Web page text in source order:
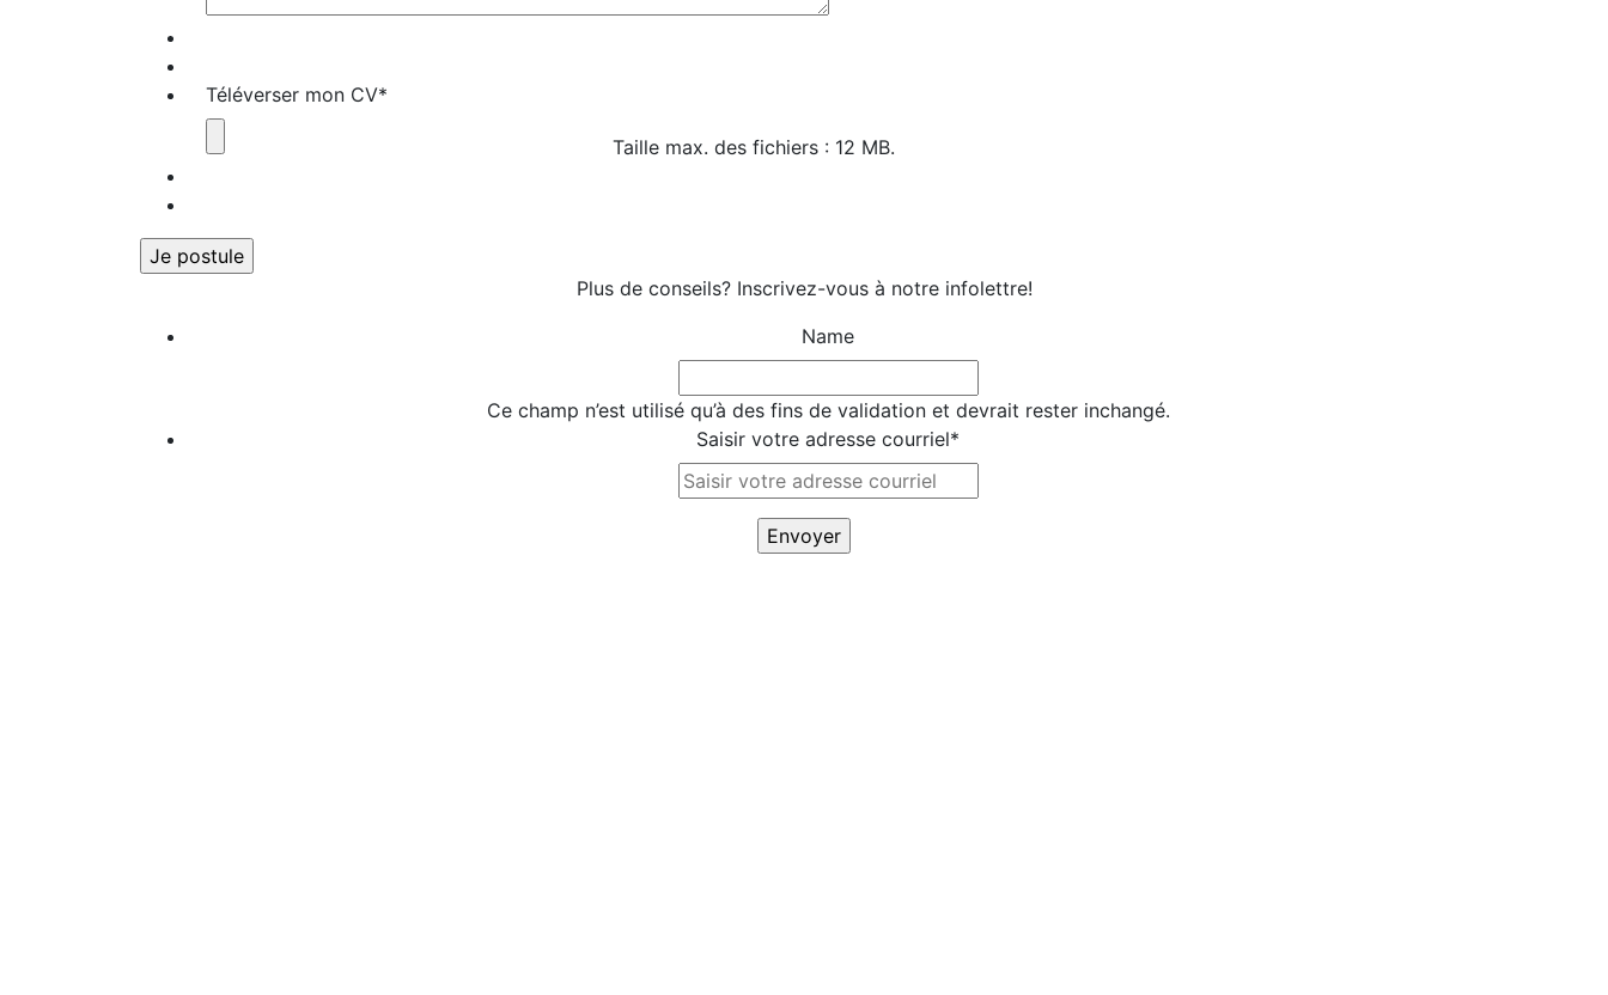
Téléverser mon CV*
Taille max. des fichiers : 12 MB.
Plus de conseils? Inscrivez-vous à notre infolettre!
Name
Ce champ n’est utilisé qu’à des fins de validation et devrait rester inchangé.
Saisir votre adresse courriel*